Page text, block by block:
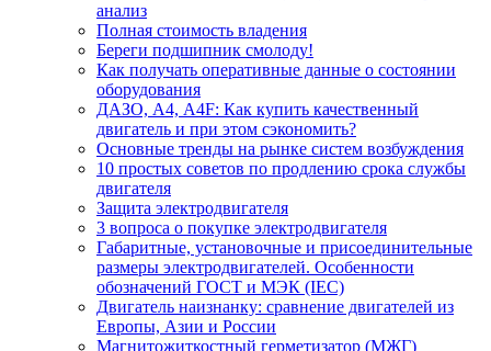
анализ
Полная стоимость владения
Береги подшипник смолоду!
Как получать оперативные данные о состоянии
оборудования
ДАЗО, А4, А4F: Как купить качественный
двигатель и при этом сэкономить?
Основные тренды на рынке систем возбуждения
10 простых советов по продлению срока службы
двигателя
Защита электродвигателя
3 вопроса о покупке электродвигателя
Габаритные, установочные и присоединительные
размеры электродвигателей. Особенности
обозначений ГОСТ и МЭК (IEC)
Двигатель наизнанку: сравнение двигателей из
Европы, Азии и России
Магнитожиткостный герметизатор (МЖГ)